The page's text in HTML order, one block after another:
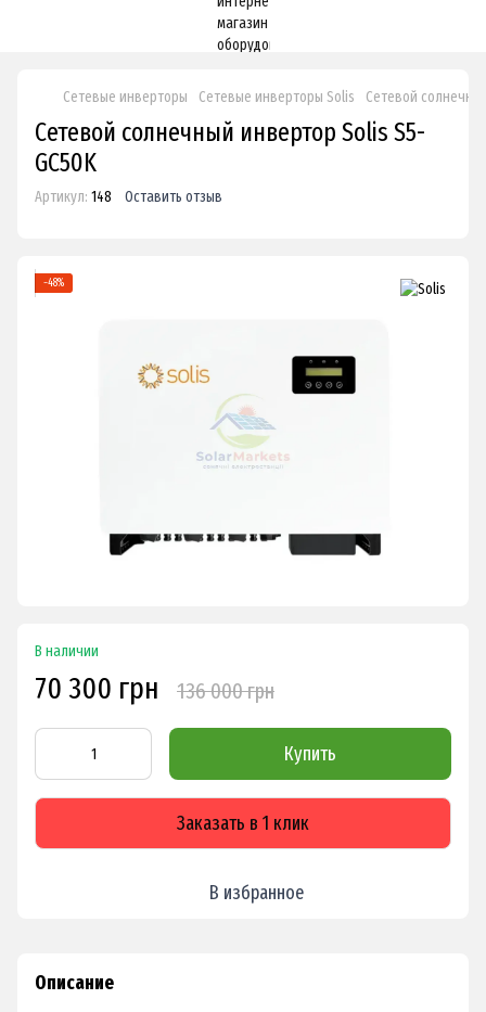
Сетевые инверторы Сетевые инверторы Solis Сетевой
Сетевой солнечный инвертор Solis S5-
GC50K
Артикул: 148 Оставить отзыв
−48%
В наличии
70 300 грн 136 000 грн
Купить
Заказать в 1 клик
В избранное
Описание